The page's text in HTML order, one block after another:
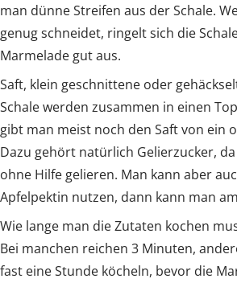
man dünne Streifen aus der Schale.
genug schneidet, ringelt sich die
Marmelade gut aus.
Saft, klein geschnittene oder
Schale werden zusammen in einen
gibt man meist noch den Saft von ein
Dazu gehört natürlich Gelierzucker,
ohne Hilfe gelieren. Man kann aber
Apfelpektin nutzen, dann kann man
Wie lange man die Zutaten kochen
Bei manchen reichen 3 Minuten,
fast eine Stunde köcheln, bevor die